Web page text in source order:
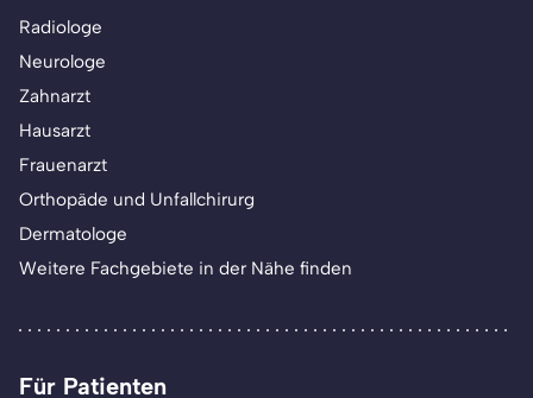
Radiologe
Neurologe
Zahnarzt
Hausarzt
Frauenarzt
Orthopäde und Unfallchirurg
Dermatologe
Weitere Fachgebiete in der Nähe finden
Für Patienten